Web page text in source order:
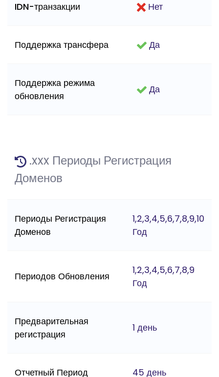
IDN-транзакции Нет
Поддержка трансфера Да
Поддержка режима
обновления
Да
.xxx Периоды Регистрация
Доменов
Периоды Регистрация
Доменов
1,2,3,4,5,6,7,8,9,10
Год
Периодов Обновления
1,2,3,4,5,6,7,8,9
Год
Предварительная
регистрация
1 день
Отчетный Период 45 день